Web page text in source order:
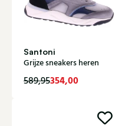
Santoni
Grijze sneakers heren
589,95354,00